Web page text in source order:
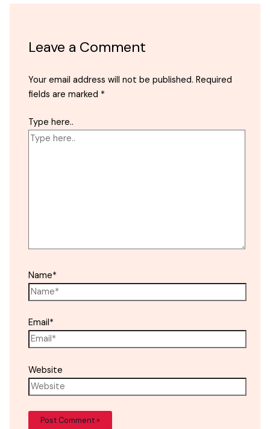
Leave a Comment
Your email address will not be published. Required
fields are marked *
Type here..
Name*
Email*
Website